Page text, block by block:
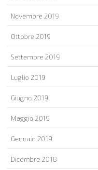
Novembre 2019
Ottobre 2019
Settembre 2019
Luglio 2019
Giugno 2019
Maggio 2019
Gennaio 2019
Dicembre 2018